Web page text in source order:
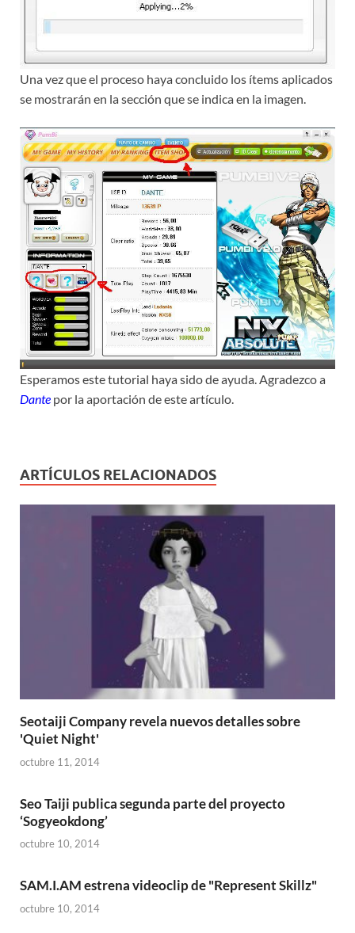
Una vez que el proceso haya concluido los ítems aplicados
se mostrarán en la sección que se indica en la imagen.
Esperamos este tutorial haya sido de ayuda. Agradezco a
Dante por la aportación de este artículo.
ARTÍCULOS RELACIONADOS
Seotaiji Company revela nuevos detalles sobre
'Quiet Night'
octubre 11, 2014
Seo Taiji publica segunda parte del proyecto
‘Sogyeokdong’
octubre 10, 2014
SAM.I.AM estrena videoclip de "Represent Skillz"
octubre 10, 2014